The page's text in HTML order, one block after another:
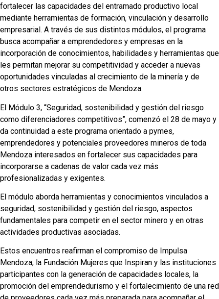
fortalecer las capacidades del entramado productivo local
mediante herramientas de formación, vinculación y desarrollo
empresarial. A través de sus distintos módulos, el programa
busca acompañar a emprendedores y empresas en la
incorporación de conocimientos, habilidades y herramientas que
les permitan mejorar su competitividad y acceder a nuevas
oportunidades vinculadas al crecimiento de la minería y de
otros sectores estratégicos de Mendoza.
El Módulo 3, “Seguridad, sostenibilidad y gestión del riesgo
como diferenciadores competitivos”, comenzó el 28 de mayo y
da continuidad a este programa orientado a pymes,
emprendedores y potenciales proveedores mineros de toda
Mendoza interesados en fortalecer sus capacidades para
incorporarse a cadenas de valor cada vez más
profesionalizadas y exigentes.
El módulo aborda herramientas y conocimientos vinculados a
seguridad, sostenibilidad y gestión del riesgo, aspectos
fundamentales para competir en el sector minero y en otras
actividades productivas asociadas.
Estos encuentros reafirman el compromiso de Impulsa
Mendoza, la Fundación Mujeres que Inspiran y las instituciones
participantes con la generación de capacidades locales, la
promoción del emprendedurismo y el fortalecimiento de una red